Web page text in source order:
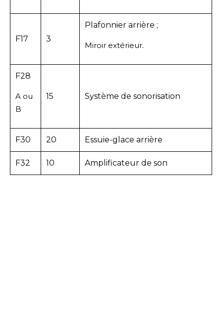
F17 3
Plafonnier arrière ;
Miroir extérieur.
F28
A ou
B
15 Système de sonorisation
F30 20 Essuie-glace arrière
F32 10 Amplificateur de son